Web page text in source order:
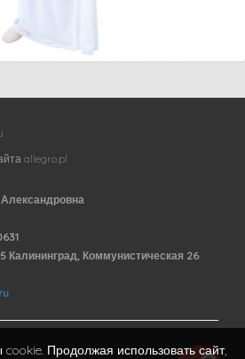
allegro.pl
Калининград, Коммунистическая 26
Продолжая использовать сайт,